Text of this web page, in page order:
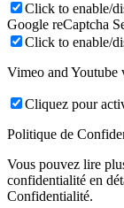
Click to enable/
Google reCaptcha
Click to enable/
Vimeo and Youtube
Cliquez pour
Politique de
Vous pouvez lire
confidentialité en
Confidentialité.